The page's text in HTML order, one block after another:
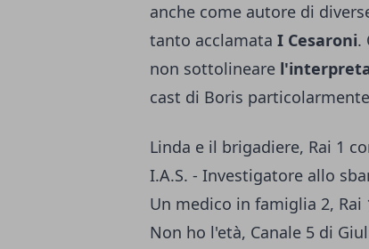
anche come autore di
tanto acclamata I Cesaroni.
non sottolineare
cast di Boris
Linda e il brigadiere, Rai 1
I.A.S. - Investigatore allo
Un medico in famiglia 2,
Non ho l'età, Canale 5 di